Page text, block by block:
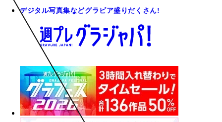
デジタル写真集などグラビア盛りだくさん!